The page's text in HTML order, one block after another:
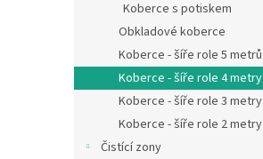
Koberce s potiskem
Obkladové koberce
Koberce - šíře role 5 metrů
Koberce - šíře role 4 metry
Koberce - šíře role 3 metry
Koberce - šíře role 2 metry
Čistící zony